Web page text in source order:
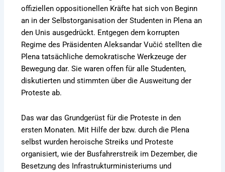
offiziellen oppositionellen Kräfte hat sich von Beginn
an in der Selbstorganisation der Studenten in Plena an
den Unis ausgedrückt. Entgegen dem korrupten
Regime des Präsidenten Aleksandar Vučić stellten die
Plena tatsächliche demokratische Werkzeuge der
Bewegung dar. Sie waren offen für alle Studenten,
diskutierten und stimmten über die Ausweitung der
Proteste ab.
Das war das Grundgerüst für die Proteste in den
ersten Monaten. Mit Hilfe der bzw. durch die Plena
selbst wurden heroische Streiks und Proteste
organisiert, wie der Busfahrerstreik im Dezember, die
Besetzung des Infrastrukturministeriums und